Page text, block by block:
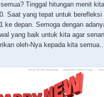
Tinggal hitungan menit
Saat yang tepat untuk berefleksi
ke depan. Semoga dengan
yang baik untuk kita agar
oleh-Nya kepada kita semua..